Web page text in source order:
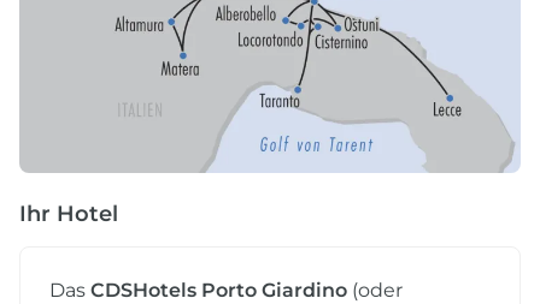
Ihr Hotel
Das CDSHotels Porto Giardino (oder